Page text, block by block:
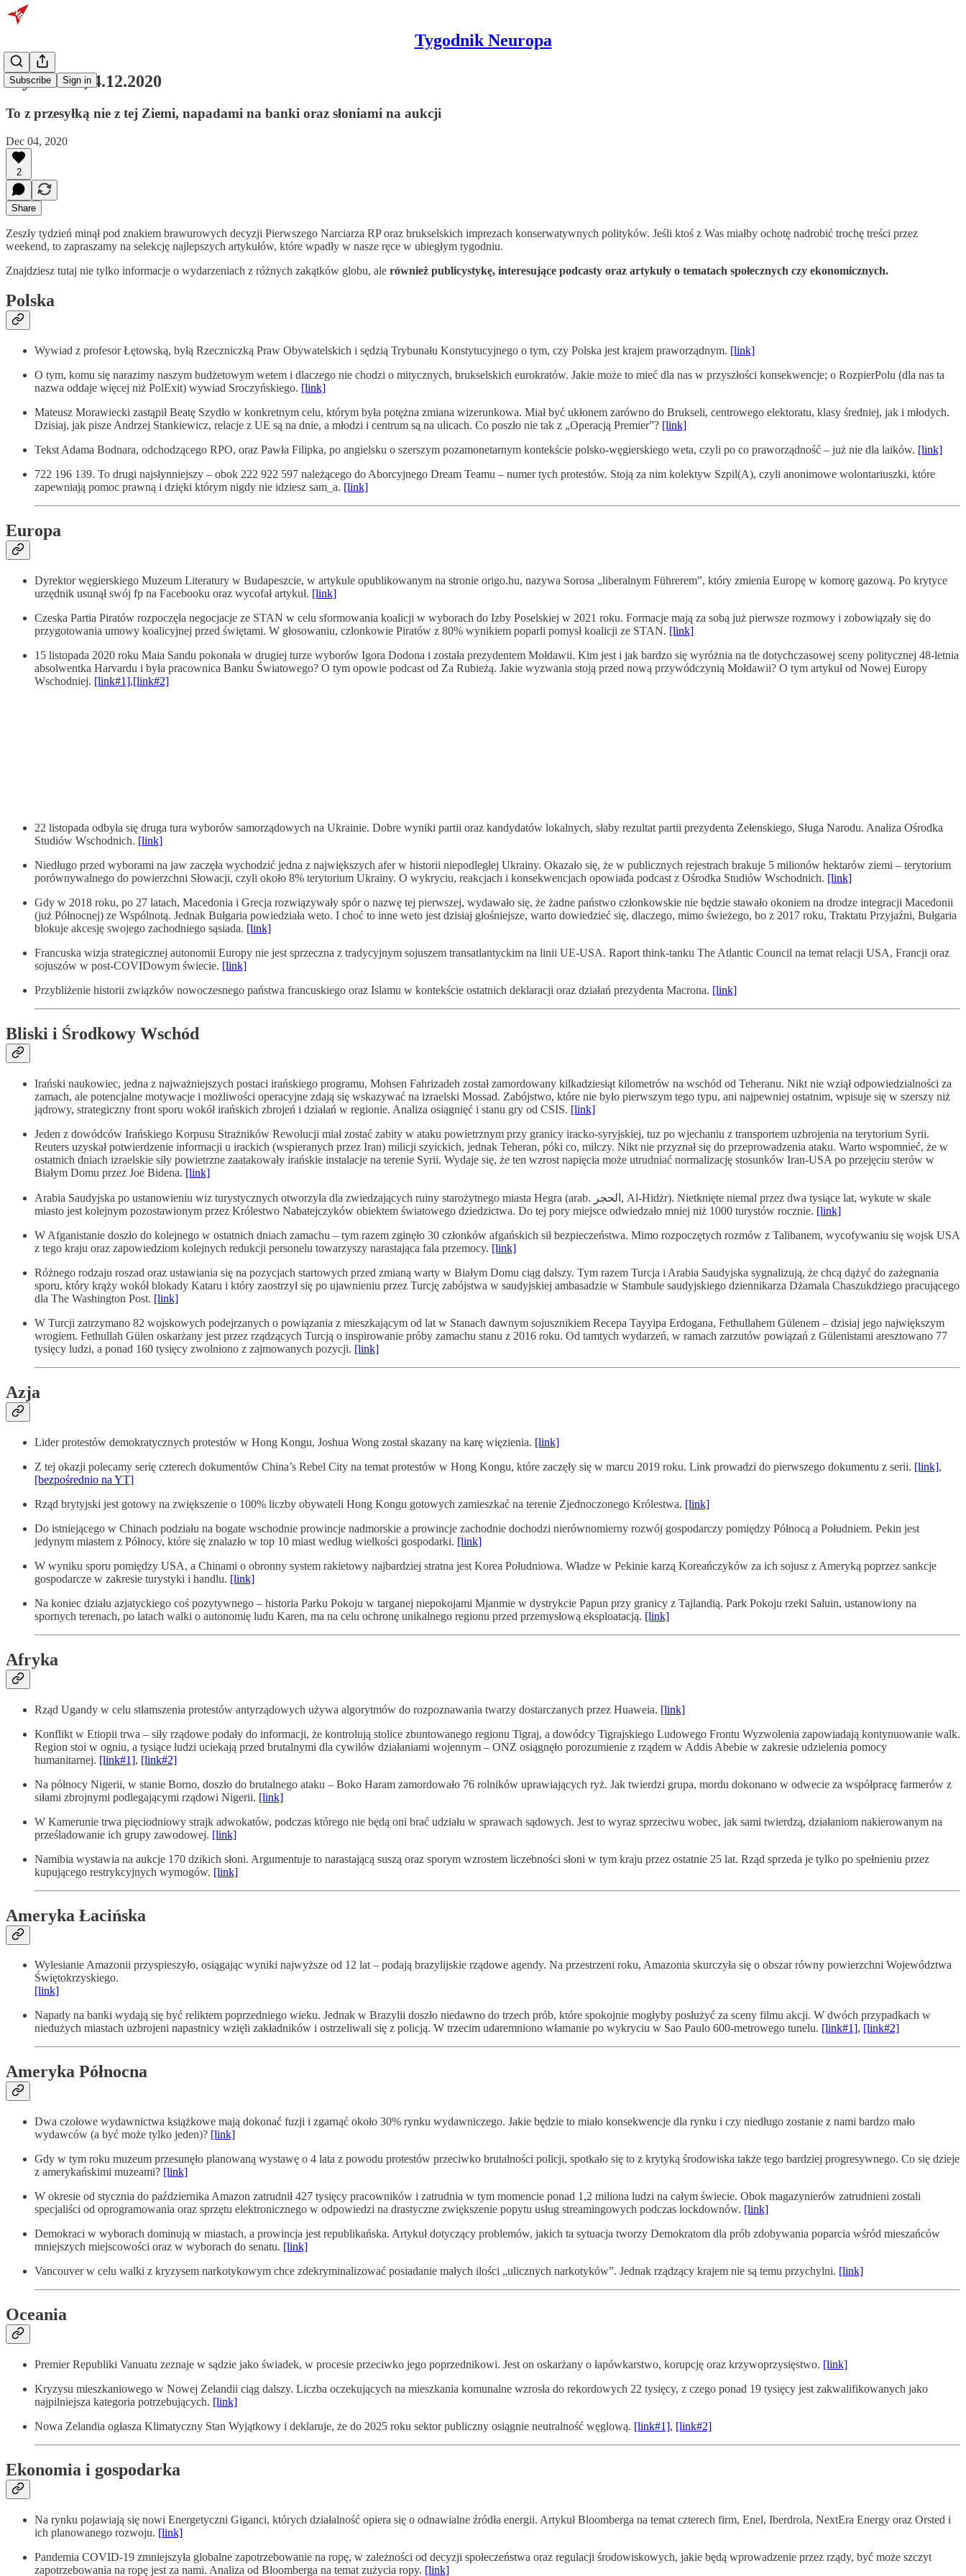
Tygodnik Neuropa
Subscribe Sign in
Wydanie 5, 4.12.2020
To z przesyłką nie z tej Ziemi, napadami na banki oraz słoniami na aukcji
Dec 04, 2020
2
Share
Zeszły tydzień minął pod znakiem brawurowych decyzji Pierwszego Narciarza RP oraz brukselskich imprezach konserwatywnych polityków. Jeśli ktoś z Was miałby ochotę nadrobić trochę treści przez
weekend, to zapraszamy na selekcję najlepszych artykułów, które wpadły w nasze ręce w ubiegłym tygodniu.
Znajdziesz tutaj nie tylko informacje o wydarzeniach z różnych zakątków globu, ale również publicystykę, interesujące podcasty oraz artykuły o tematach społecznych czy ekonomicznych.
Polska
Wywiad z profesor Łętowską, byłą Rzeczniczką Praw Obywatelskich i sędzią Trybunału Konstytucyjnego o tym, czy Polska jest krajem praworządnym. [link]
O tym, komu się narazimy naszym budżetowym wetem i dlaczego nie chodzi o mitycznych, brukselskich eurokratów. Jakie może to mieć dla nas w przyszłości konsekwencje; o RozpierPolu (dla nas ta
nazwa oddaje więcej niż PolExit) wywiad Sroczyńskiego. [link]
Mateusz Morawiecki zastąpił Beatę Szydło w konkretnym celu, którym była potężna zmiana wizerunkowa. Miał być ukłonem zarówno do Brukseli, centrowego elektoratu, klasy średniej, jak i młodych.
Dzisiaj, jak pisze Andrzej Stankiewicz, relacje z UE są na dnie, a młodzi i centrum są na ulicach. Co poszło nie tak z „Operacją Premier”? [link]
Tekst Adama Bodnara, odchodzącego RPO, oraz Pawła Filipka, po angielsku o szerszym pozamonetarnym kontekście polsko-węgierskiego weta, czyli po co praworządność – już nie dla laików. [link]
722 196 139. To drugi najsłynniejszy – obok 222 922 597 należącego do Aborcyjnego Dream Teamu – numer tych protestów. Stoją za nim kolektyw Szpil(A), czyli anonimowe wolontariuszki, które
zapewniają pomoc prawną i dzięki którym nigdy nie idziesz sam_a. [link]
Europa
Dyrektor węgierskiego Muzeum Literatury w Budapeszcie, w artykule opublikowanym na stronie origo.hu, nazywa Sorosa „liberalnym Führerem”, który zmienia Europę w komorę gazową. Po krytyce
urzędnik usunął swój fp na Facebooku oraz wycofał artykuł. [link]
Czeska Partia Piratów rozpoczęła negocjacje ze STAN w celu sformowania koalicji w wyborach do Izby Poselskiej w 2021 roku. Formacje mają za sobą już pierwsze rozmowy i zobowiązały się do
przygotowania umowy koalicyjnej przed świętami. W głosowaniu, członkowie Piratów z 80% wynikiem poparli pomysł koalicji ze STAN. [link]
15 listopada 2020 roku Maia Sandu pokonała w drugiej turze wyborów Igora Dodona i została prezydentem Mołdawii. Kim jest i jak bardzo się wyróżnia na tle dotychczasowej sceny politycznej 48-letnia
absolwentka Harvardu i była pracownica Banku Światowego? O tym opowie podcast od Za Rubieżą. Jakie wyzwania stoją przed nową przywódczynią Mołdawii? O tym artykuł od Nowej Europy
Wschodniej. [link#1],[link#2]
22 listopada odbyła się druga tura wyborów samorządowych na Ukrainie. Dobre wyniki partii oraz kandydatów lokalnych, słaby rezultat partii prezydenta Zełenskiego, Sługa Narodu. Analiza Ośrodka
Studiów Wschodnich. [link]
Niedługo przed wyborami na jaw zaczęła wychodzić jedna z największych afer w historii niepodległej Ukrainy. Okazało się, że w publicznych rejestrach brakuje 5 milionów hektarów ziemi – terytorium
porównywalnego do powierzchni Słowacji, czyli około 8% terytorium Ukrainy. O wykryciu, reakcjach i konsekwencjach opowiada podcast z Ośrodka Studiów Wschodnich. [link]
Gdy w 2018 roku, po 27 latach, Macedonia i Grecja rozwiązywały spór o nazwę tej pierwszej, wydawało się, że żadne państwo członkowskie nie będzie stawało okoniem na drodze integracji Macedonii
(już Północnej) ze Wspólnotą. Jednak Bułgaria powiedziała weto. I choć to inne weto jest dzisiaj głośniejsze, warto dowiedzieć się, dlaczego, mimo świeżego, bo z 2017 roku, Traktatu Przyjaźni, Bułgaria
blokuje akcesję swojego zachodniego sąsiada. [link]
Francuska wizja strategicznej autonomii Europy nie jest sprzeczna z tradycyjnym sojuszem transatlantyckim na linii UE-USA. Raport think-tanku The Atlantic Council na temat relacji USA, Francji oraz
sojuszów w post-COVIDowym świecie. [link]
Przybliżenie historii związków nowoczesnego państwa francuskiego oraz Islamu w kontekście ostatnich deklaracji oraz działań prezydenta Macrona. [link]
Bliski i Środkowy Wschód
Irański naukowiec, jedna z najważniejszych postaci irańskiego programu, Mohsen Fahrizadeh został zamordowany kilkadziesiąt kilometrów na wschód od Teheranu. Nikt nie wziął odpowiedzialności za
zamach, ale potencjalne motywacje i możliwości operacyjne zdają się wskazywać na izraelski Mossad. Zabójstwo, które nie było pierwszym tego typu, ani najpewniej ostatnim, wpisuje się w szerszy niż
jądrowy, strategiczny front sporu wokół irańskich zbrojeń i działań w regionie. Analiza osiągnięć i stanu gry od CSIS. [link]
Jeden z dowódców Irańskiego Korpusu Strażników Rewolucji miał zostać zabity w ataku powietrznym przy granicy iracko-syryjskiej, tuz po wjechaniu z transportem uzbrojenia na terytorium Syrii.
Reuters uzyskał potwierdzenie informacji u irackich (wspieranych przez Iran) milicji szyickich, jednak Teheran, póki co, milczy. Nikt nie przyznał się do przeprowadzenia ataku. Warto wspomnieć, że w
ostatnich dniach izraelskie siły powietrzne zaatakowały irańskie instalacje na terenie Syrii. Wydaje się, że ten wzrost napięcia może utrudniać normalizację stosunków Iran-USA po przejęciu sterów w
Białym Domu przez Joe Bidena. [link]
Arabia Saudyjska po ustanowieniu wiz turystycznych otworzyła dla zwiedzających ruiny starożytnego miasta Hegra (arab. الحجر, Al-Hidżr). Nietknięte niemal przez dwa tysiące lat, wykute w skale
miasto jest kolejnym pozostawionym przez Królestwo Nabatejczyków obiektem światowego dziedzictwa. Do tej pory miejsce odwiedzało mniej niż 1000 turystów rocznie. [link]
W Afganistanie doszło do kolejnego w ostatnich dniach zamachu – tym razem zginęło 30 członków afgańskich sił bezpieczeństwa. Mimo rozpoczętych rozmów z Talibanem, wycofywaniu się wojsk USA
z tego kraju oraz zapowiedziom kolejnych redukcji personelu towarzyszy narastająca fala przemocy. [link]
Różnego rodzaju roszad oraz ustawiania się na pozycjach startowych przed zmianą warty w Białym Domu ciąg dalszy. Tym razem Turcja i Arabia Saudyjska sygnalizują, że chcą dążyć do zażegnania
sporu, który krąży wokół blokady Kataru i który zaostrzył się po ujawnieniu przez Turcję zabójstwa w saudyjskiej ambasadzie w Stambule saudyjskiego dziennikarza Dżamala Chaszukdżiego pracującego
dla The Washington Post. [link]
W Turcji zatrzymano 82 wojskowych podejrzanych o powiązania z mieszkającym od lat w Stanach dawnym sojusznikiem Recepa Tayyipa Erdogana, Fethullahem Gülenem – dzisiaj jego największym
wrogiem. Fethullah Gülen oskarżany jest przez rządzących Turcją o inspirowanie próby zamachu stanu z 2016 roku. Od tamtych wydarzeń, w ramach zarzutów powiązań z Gülenistami aresztowano 77
tysięcy ludzi, a ponad 160 tysięcy zwolniono z zajmowanych pozycji. [link]
Azja
Lider protestów demokratycznych protestów w Hong Kongu, Joshua Wong został skazany na karę więzienia. [link]
Z tej okazji polecamy serię czterech dokumentów China’s Rebel City na temat protestów w Hong Kongu, które zaczęły się w marcu 2019 roku. Link prowadzi do pierwszego dokumentu z serii. [link],
[bezpośrednio na YT]
Rząd brytyjski jest gotowy na zwiększenie o 100% liczby obywateli Hong Kongu gotowych zamieszkać na terenie Zjednoczonego Królestwa. [link]
Do istniejącego w Chinach podziału na bogate wschodnie prowincje nadmorskie a prowincje zachodnie dochodzi nierównomierny rozwój gospodarczy pomiędzy Północą a Południem. Pekin jest
jedynym miastem z Północy, które się znalazło w top 10 miast według wielkości gospodarki. [link]
W wyniku sporu pomiędzy USA, a Chinami o obronny system rakietowy najbardziej stratna jest Korea Południowa. Władze w Pekinie karzą Koreańczyków za ich sojusz z Ameryką poprzez sankcje
gospodarcze w zakresie turystyki i handlu. [link]
Na koniec działu azjatyckiego coś pozytywnego – historia Parku Pokoju w targanej niepokojami Mjanmie w dystrykcie Papun przy granicy z Tajlandią. Park Pokoju rzeki Saluin, ustanowiony na
spornych terenach, po latach walki o autonomię ludu Karen, ma na celu ochronę unikalnego regionu przed przemysłową eksploatacją. [link]
Afryka
Rząd Ugandy w celu stłamszenia protestów antyrządowych używa algorytmów do rozpoznawania twarzy dostarczanych przez Huaweia. [link]
Konflikt w Etiopii trwa – siły rządowe podały do informacji, że kontrolują stolice zbuntowanego regionu Tigraj, a dowódcy Tigrajskiego Ludowego Frontu Wyzwolenia zapowiadają kontynuowanie walk.
Region stoi w ogniu, a tysiące ludzi uciekają przed brutalnymi dla cywilów działaniami wojennym – ONZ osiągnęło porozumienie z rządem w Addis Abebie w zakresie udzielenia pomocy
humanitarnej. [link#1], [link#2]
Na północy Nigerii, w stanie Borno, doszło do brutalnego ataku – Boko Haram zamordowało 76 rolników uprawiających ryż. Jak twierdzi grupa, mordu dokonano w odwecie za współpracę farmerów z
siłami zbrojnymi podlegającymi rządowi Nigerii. [link]
W Kamerunie trwa pięciodniowy strajk adwokatów, podczas którego nie będą oni brać udziału w sprawach sądowych. Jest to wyraz sprzeciwu wobec, jak sami twierdzą, działaniom nakierowanym na
prześladowanie ich grupy zawodowej. [link]
Namibia wystawia na aukcje 170 dzikich słoni. Argumentuje to narastającą suszą oraz sporym wzrostem liczebności słoni w tym kraju przez ostatnie 25 lat. Rząd sprzeda je tylko po spełnieniu przez
kupującego restrykcyjnych wymogów. [link]
Ameryka Łacińska
Wylesianie Amazonii przyspieszyło, osiągając wyniki najwyższe od 12 lat – podają brazylijskie rządowe agendy. Na przestrzeni roku, Amazonia skurczyła się o obszar równy powierzchni Województwa
Świętokrzyskiego.
[link]
Napady na banki wydają się być reliktem poprzedniego wieku. Jednak w Brazylii doszło niedawno do trzech prób, które spokojnie mogłyby posłużyć za sceny filmu akcji. W dwóch przypadkach w
niedużych miastach uzbrojeni napastnicy wzięli zakładników i ostrzeliwali się z policją. W trzecim udaremniono włamanie po wykryciu w Sao Paulo 600-metrowego tunelu. [link#1], [link#2]
Ameryka Północna
Dwa czołowe wydawnictwa książkowe mają dokonać fuzji i zgarnąć około 30% rynku wydawniczego. Jakie będzie to miało konsekwencje dla rynku i czy niedługo zostanie z nami bardzo mało
wydawców (a być może tylko jeden)? [link]
Gdy w tym roku muzeum przesunęło planowaną wystawę o 4 lata z powodu protestów przeciwko brutalności policji, spotkało się to z krytyką środowiska także tego bardziej progresywnego. Co się dzieje
z amerykańskimi muzeami? [link]
W okresie od stycznia do października Amazon zatrudnił 427 tysięcy pracowników i zatrudnia w tym momencie ponad 1,2 miliona ludzi na całym świecie. Obok magazynierów zatrudnieni zostali
specjaliści od oprogramowania oraz sprzętu elektronicznego w odpowiedzi na drastyczne zwiększenie popytu usług streamingowych podczas lockdownów. [link]
Demokraci w wyborach dominują w miastach, a prowincja jest republikańska. Artykuł dotyczący problemów, jakich ta sytuacja tworzy Demokratom dla prób zdobywania poparcia wśród mieszańców
mniejszych miejscowości oraz w wyborach do senatu. [link]
Vancouver w celu walki z kryzysem narkotykowym chce zdekryminalizować posiadanie małych ilości „ulicznych narkotyków”. Jednak rządzący krajem nie są temu przychylni. [link]
Oceania
Premier Republiki Vanuatu zeznaje w sądzie jako świadek, w procesie przeciwko jego poprzednikowi. Jest on oskarżany o łapówkarstwo, korupcję oraz krzywoprzysięstwo. [link]
Kryzysu mieszkaniowego w Nowej Zelandii ciąg dalszy. Liczba oczekujących na mieszkania komunalne wzrosła do rekordowych 22 tysięcy, z czego ponad 19 tysięcy jest zakwalifikowanych jako
najpilniejsza kategoria potrzebujących. [link]
Nowa Zelandia ogłasza Klimatyczny Stan Wyjątkowy i deklaruje, że do 2025 roku sektor publiczny osiągnie neutralność węglową. [link#1], [link#2]
Ekonomia i gospodarka
Na rynku pojawiają się nowi Energetyczni Giganci, których działalność opiera się o odnawialne źródła energii. Artykuł Bloomberga na temat czterech firm, Enel, Iberdrola, NextEra Energy oraz Orsted i
ich planowanego rozwoju. [link]
Pandemia COVID-19 zmniejszyła globalne zapotrzebowanie na ropę, w zależności od decyzji społeczeństwa oraz regulacji środowiskowych, jakie będą wprowadzenie przez rządy, być może szczyt
zapotrzebowania na ropę jest za nami. Analiza od Bloomberga na temat zużycia ropy. [link]